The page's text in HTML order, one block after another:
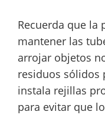
Recuerda que la
mantener las
arrojar objetos
residuos sólidos
instala rejillas
para evitar que